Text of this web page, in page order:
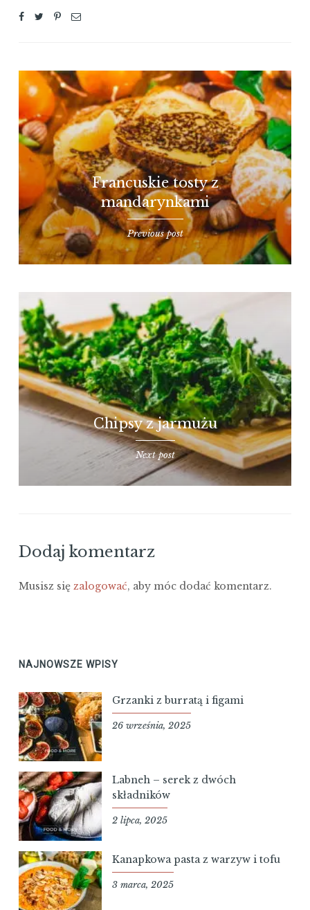
Francuskie tosty z
mandarynkami
Previous post
Chipsy z jarmużu
Next post
Dodaj komentarz
Musisz się zalogować, aby móc dodać komentarz.
NAJNOWSZE WPISY
Grzanki z burratą i figami
26 września, 2025
Labneh – serek z dwóch
składników
2 lipca, 2025
Kanapkowa pasta z warzyw i tofu
3 marca, 2025